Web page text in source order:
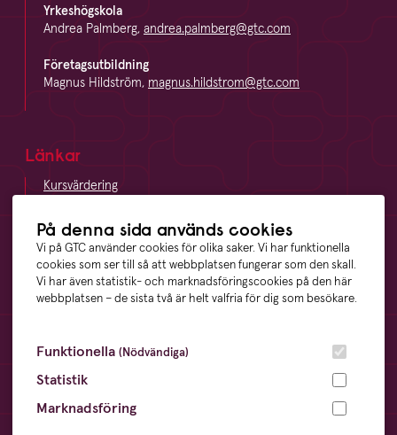
På denna sida används cookies
Vi på GTC använder cookies för olika saker. Vi har funktionella
cookies som ser till så att webbplatsen fungerar som den skall.
Vi har även statistik- och marknadsföringscookies på den här
webbplatsen – de sista två är helt valfria för dig som besökare.
Funktionella (Nödvändiga)
Statistik
Marknadsföring
Yrkeshögskola
Andrea Palmberg, andrea.palmberg@gtc.com
Företagsutbildning
Magnus Hildström, magnus.hildstrom@gtc.com
Länkar
Kursvärdering
Vägbeskrivning
Visselblåsning
Våra ägare
Övrigt